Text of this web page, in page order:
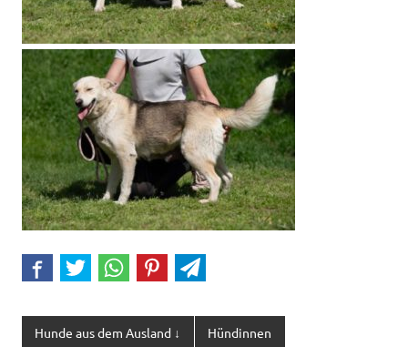
Hunde aus dem Ausland ↓ Hündinnen